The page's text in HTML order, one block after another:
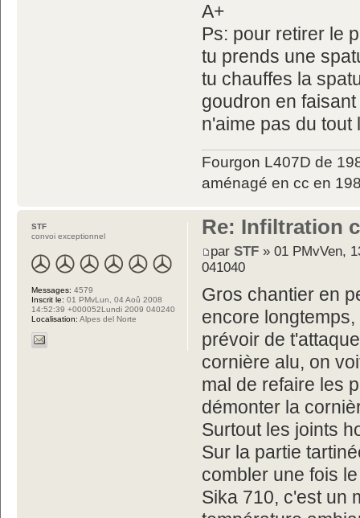
A+
Ps: pour retirer le
tu prends une
tu chauffes la
goudron en
n'aime pas du
Fourgon L407D de
aménagé en cc en
Re: Infiltration
parSTF » 01 PMvVen,
041040
Gros chantier en
encore
prévoir de
cornière alu, on
mal de refaire les
démonter la
Surtout les joints
Sur la partie
combler une fois
Sika 710, c'est un
STF
convoi exceptionnel
Messages: 4579
Inscrit le: 01 PMvLun, 04 Aoû 2008
14:52:39 +000052Lundi 2009 040240
Localisation: Alpes del Norte